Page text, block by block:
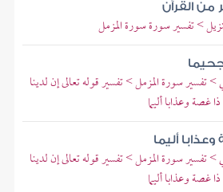
من القرآن
> تفسير سورة سورة المزمل
تفسير سورة المزمل > تفسير قوله تعالى إن لدينا
غصة وعذابا أليما
أليما
تفسير سورة المزمل > تفسير قوله تعالى إن لدينا
غصة وعذابا أليما